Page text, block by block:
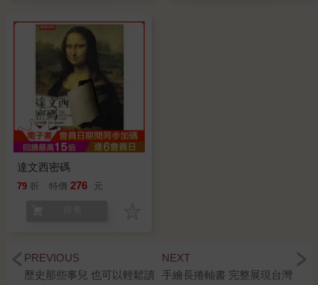
達文西密碼
79 折 特價 276 元
PREVIOUS
歷史那些事兒 也可以輕鬆讀
NEXT
手繪長捲軸書 完整展現台灣